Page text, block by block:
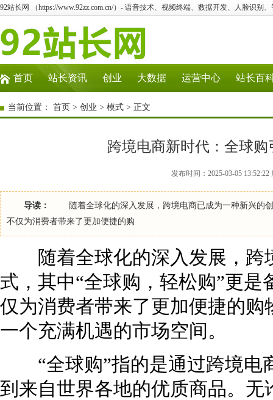
92站长网 （https://www.92zz.com.cn/）- 语音技术、视频终端、数据开发、人脸识别
首页 站长资讯 创业 大数据 运营中心 站长百
当前位置： 首页 > 创业 > 模式 > 正文
跨境电商新时代：全球
发布时间：2025-03-05
导读：
随着全球化的深入发展，跨境电商已成为一种新兴的创
不仅为消费者带来了更加便捷的购
随着全球化的深入发展，跨
式，其中“全球购，轻松购”更
仅为消费者带来了更加便捷的
一个充满机遇的市场空间。
“全球购”指的是通过跨境电
到来自世界各地的优质商品。